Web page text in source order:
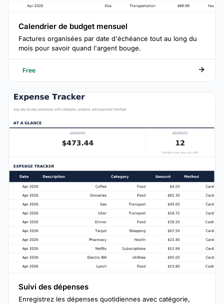
Calendrier de budget mensuel
Factures organisées par date d'échéance tout au long du
mois pour savoir quand l'argent bouge.
Free
Suivi des dépenses
Enregistrez les dépenses quotidiennes avec catégorie,